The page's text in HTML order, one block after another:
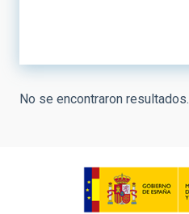
No se encontraron resultados.